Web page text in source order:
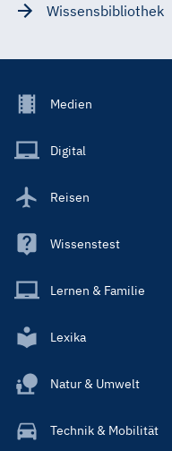
Wissensbibliothek
Footer
Main
Medien
Digital
Reisen
Wissenstest
Lernen & Familie
Lexika
Natur & Umwelt
Technik & Mobilität